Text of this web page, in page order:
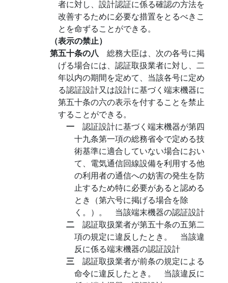
者に対し、設計認証に係る確認の方法を
改善するために必要な措置をとるべきこ
とを命ずることができる。
（表示の禁止）
第五十条の八 総務大臣は、次の各号に掲
げる場合には、認証取扱業者に対し、二
年以内の期間を定めて、当該各号に定め
る認証設計又は設計に基づく端末機器に
第五十条の六の表示を付することを禁止
することができる。
一 認証設計に基づく端末機器が第四
十九条第一項の総務省令で定める技
術基準に適合していない場合におい
て、電気通信回線設備を利用する他
の利用者の通信への妨害の発生を防
止するため特に必要があると認める
とき（第六号に掲げる場合を除
く。）。 当該端末機器の認証設計
二 認証取扱業者が第五十条の五第二
項の規定に違反したとき。 当該違
反に係る端末機器の認証設計
三 認証取扱業者が前条の規定による
命令に違反したとき。 当該違反に